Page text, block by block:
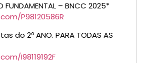
FUNDAMENTAL – BNCC 2025*
P98120586R
do 2º ANO. PARA TODAS AS
I98119192F